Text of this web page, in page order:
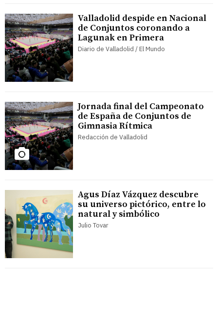
Valladolid despide en Nacional
de Conjuntos coronando a
Lagunak en Primera
Diario de Valladolid / El Mundo
Jornada final del Campeonato
de España de Conjuntos de
Gimnasia Rítmica
Redacción de Valladolid
Agus Díaz Vázquez descubre
su universo pictórico, entre lo
natural y simbólico
Julio Tovar